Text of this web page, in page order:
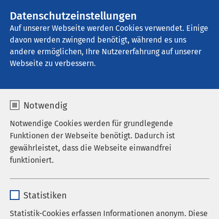
Datenschutzeinstellungen
Auf unserer Webseite werden Cookies verwendet. Einige
davon werden zwingend benötigt, während es uns
andere ermöglichen, Ihre Nutzererfahrung auf unserer
Webseite zu verbessern.
Notwendig
Notwendige Cookies werden für grundlegende
Funktionen der Webseite benötigt. Dadurch ist
gewährleistet, dass die Webseite einwandfrei
funktioniert.
Anbieter sgalinski
Statistiken
Statistik-Cookies erfassen Informationen anonym. Diese
AMEOS Hanse Klinikum Anklam
Veranstaltungen
Elterninformationsabend im
September
Ein Kind zu erwarten, ist eine ganz besondere Zeit –